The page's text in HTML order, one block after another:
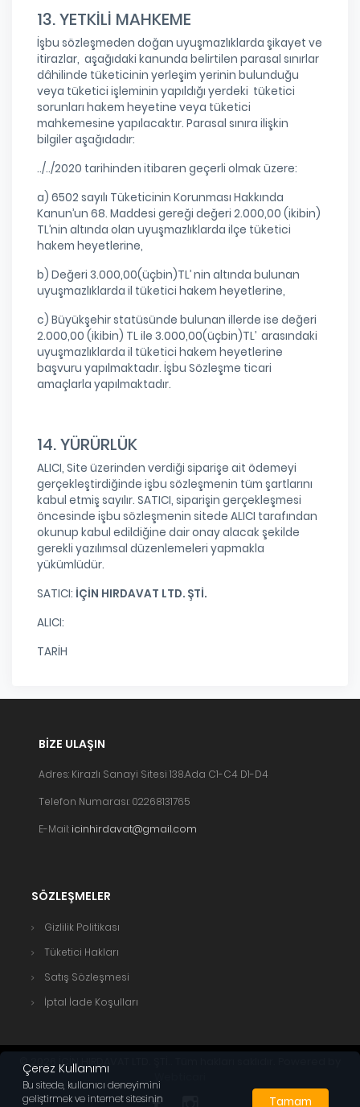
Çerez Kullanımı
Bu sitede, kullanıcı deneyimini
geliştirmek ve internet sitesinin
Tamam
13. YETKİLİ MAHKEME
İşbu sözleşmeden doğan uyuşmazlıklarda şikayet ve
itirazlar, aşağıdaki kanunda belirtilen parasal sınırlar
dâhilinde tüketicinin yerleşim yerinin bulunduğu
veya tüketici işleminin yapıldığı yerdeki tüketici
sorunları hakem heyetine veya tüketici
mahkemesine yapılacaktır. Parasal sınıra ilişkin
bilgiler aşağıdadır:
../../2020 tarihinden itibaren geçerli olmak üzere:
a) 6502 sayılı Tüketicinin Korunması Hakkında
Kanun’un 68. Maddesi gereği değeri 2.000,00 (ikibin)
TL’nin altında olan uyuşmazlıklarda ilçe tüketici
hakem heyetlerine,
b) Değeri 3.000,00(üçbin)TL’ nin altında bulunan
uyuşmazlıklarda il tüketici hakem heyetlerine,
c) Büyükşehir statüsünde bulunan illerde ise değeri
2.000,00 (ikibin) TL ile 3.000,00(üçbin)TL’ arasındaki
uyuşmazlıklarda il tüketici hakem heyetlerine
başvuru yapılmaktadır. İşbu Sözleşme ticari
amaçlarla yapılmaktadır.
14. YÜRÜRLÜK
ALICI, Site üzerinden verdiği siparişe ait ödemeyi
gerçekleştirdiğinde işbu sözleşmenin tüm şartlarını
kabul etmiş sayılır. SATICI, siparişin gerçekleşmesi
öncesinde işbu sözleşmenin sitede ALICI tarafından
okunup kabul edildiğine dair onay alacak şekilde
gerekli yazılımsal düzenlemeleri yapmakla
yükümlüdür.
SATICI: İÇİN HIRDAVAT LTD. ŞTİ.
ALICI:
TARİH
BIZE ULAŞIN
Adres: Kirazlı Sanayi Sitesi 138.Ada C1-C4 D1-D4
Telefon Numarası: 02268131765
E-Mail: icinhirdavat@gmail.com
SÖZLEŞMELER
Gizlilik Politikası
Tüketici Hakları
Satış Sözleşmesi
İptal İade Koşulları
© 2026 İÇİN HIRDAVAT LTD. ŞTİ.. Tüm hakları saklıdır. Powered by